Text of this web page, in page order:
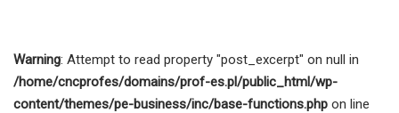
Warning: Attempt to read property "post_excerpt" on null in
/home/cncprofes/domains/prof-es.pl/public_html/wp-
content/themes/pe-business/inc/base-functions.php on line